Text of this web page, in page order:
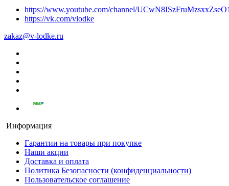
https://www.youtube.com/channel/
https://vk.com/vlodke
zakaz@v-lodke.ru
Информация
Гарантии на товары при покупке
Наши акции
Доставка и оплата
Политика Безопасности (конфиденциальности)
Пользовательское соглашение